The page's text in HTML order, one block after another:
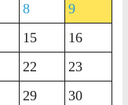
8
9
15
16
22
23
29
30